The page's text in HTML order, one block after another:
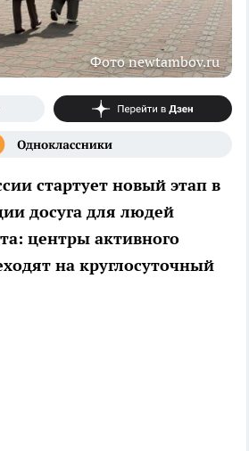
Фото newtambov.ru
стартует новый этап в
досуга для людей
центры активного
на круглосуточный